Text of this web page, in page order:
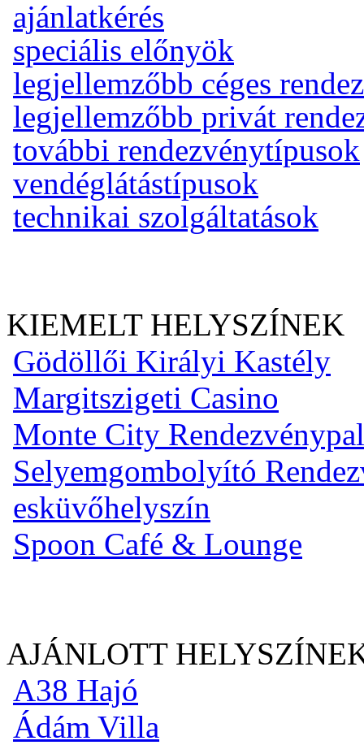
ajánlatkérés
speciális előnyök
legjellemzőbb céges
legjellemzőbb privát
további rendezvénytípusok
vendéglátástípusok
technikai szolgáltatások
KIEMELT HELYSZÍNEK
Gödöllői Királyi Kastély
Margitszigeti Casino
Monte City
Selyemgombolyító
esküvőhelyszín
Spoon Café & Lounge
AJÁNLOTT
A38 Hajó
Ádám Villa